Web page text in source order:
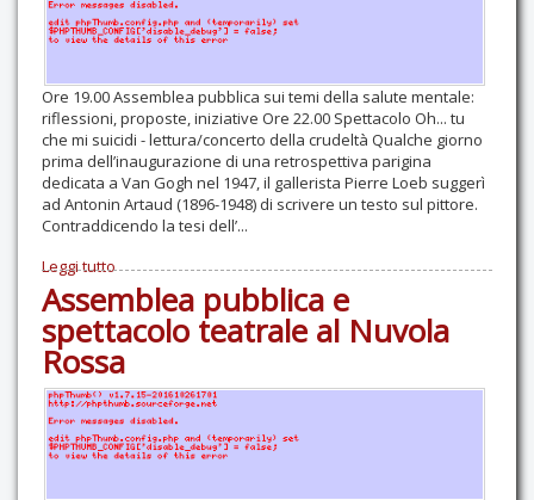
Contatti
Ore 19.00 Assemblea pubblica sui temi della salute mentale:
riflessioni, proposte, iniziative Ore 22.00 Spettacolo Oh... tu
che mi suicidi - lettura/concerto della crudeltà Qualche giorno
prima dell’inaugurazione di una retrospettiva parigina
dedicata a Van Gogh nel 1947, il gallerista Pierre Loeb suggerì
ad Antonin Artaud (1896-1948) di scrivere un testo sul pittore.
Contraddicendo la tesi dell’...
Leggi tutto
Assemblea pubblica e
spettacolo teatrale al Nuvola
Rossa